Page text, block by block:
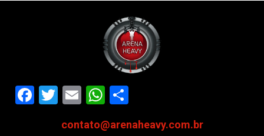
Facebook
Twitter
EmailWhatsApp
contato@arenaheavy.com.br